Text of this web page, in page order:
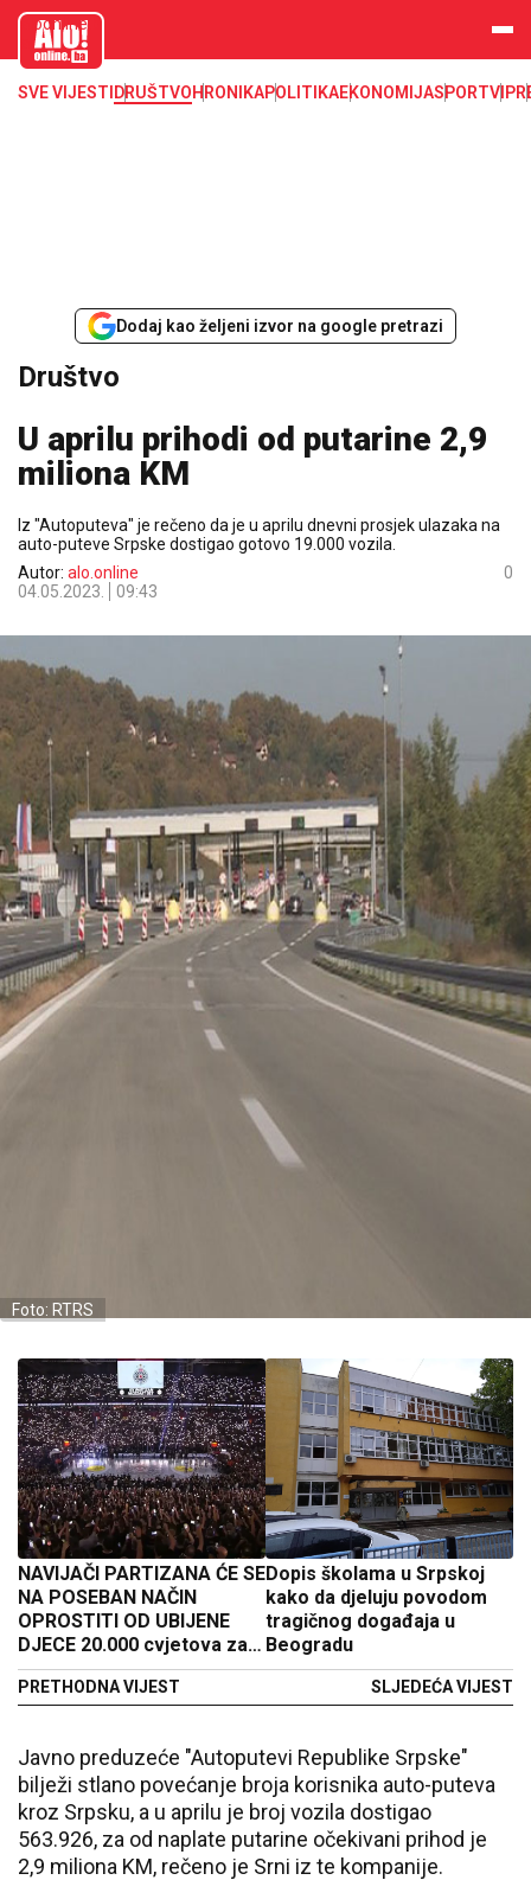
aloonline.b
SVE VIJESTI DRUŠTVOHRONIKAPOLITIKAEKONOMIJASPORTVIP
Dodaj kao željeni izvor na google pretrazi
Društvo
U aprilu prihodi od putarine 2,9
miliona KM
Iz "Autoputeva" je rečeno da je u aprilu dnevni prosjek ulazaka na
auto-puteve Srpske dostigao gotovo 19.000 vozila.
Autor: alo.online
04.05.2023.
09:43
0
Foto: RTRS
NAVIJAČI PARTIZANA ĆE SE
NA POSEBAN NAČIN
OPROSTITI OD UBIJENE
DJECE 20.000 cvjetova za
nedužne žrtve masakra
PRETHODNA VIJEST
Dopis školama u Srpskoj
kako da djeluju povodom
tragičnog događaja u
Beogradu
SLJEDEĆA VIJEST
Javno preduzeće "Autoputevi Republike Srpske"
bilježi stlano povećanje broja korisnika auto-puteva
kroz Srpsku, a u aprilu je broj vozila dostigao
563.926, za od naplate putarine očekivani prihod je
2,9 miliona KM, rečeno je Srni iz te kompanije.